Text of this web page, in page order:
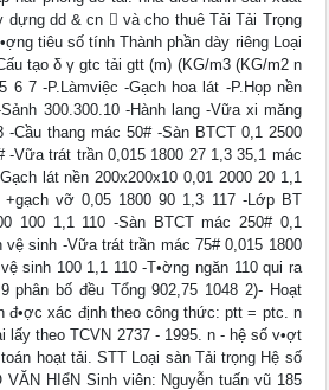
dựng dd & cn  và cho thuê Tải Tải Trọng
tiêu số tính Thành phần dày riêng Loại
tạo δ γ gtc tải gtt (m) (KG/m3 (KG/m2 n
6 7 -P.Làmviệc -Gạch hoa lát -P.Họp nền
300.300.10 -Hành lang -Vữa xi măng
-Cầu thang mác 50# -Sàn BTCT 0,1 2500
-Vữa trát trần 0,015 1800 27 1,3 35,1 mác
lát nền 200x200x10 0,01 2000 20 1,1
vỡ 0,05 1800 90 1,3 117 -Lớp BT
100 1,1 110 -Sàn BTCT mác 250# 0,1
vệ sinh -Vữa trát trần mác 75# 0,015 1800
sinh 100 1,1 110 -T•ờng ngăn 110 qui ra
phân bố đều Tổng 902,75 1048 2)- Hoạt
đ•ợc xác định theo công thức: ptt = ptc. n
lấy theo TCVN 2737 - 1995. n - hệ số v•ợt
hoạt tải. STT Loại sàn Tải trọng Hệ số
VĂN HIểN Sinh viên: Nguyễn tuấn vũ 185